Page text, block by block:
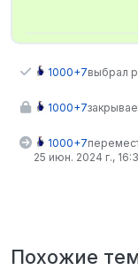
1000+7выбрал
1000+7
1000+7
25 июн. 2024 г.,
Похожие